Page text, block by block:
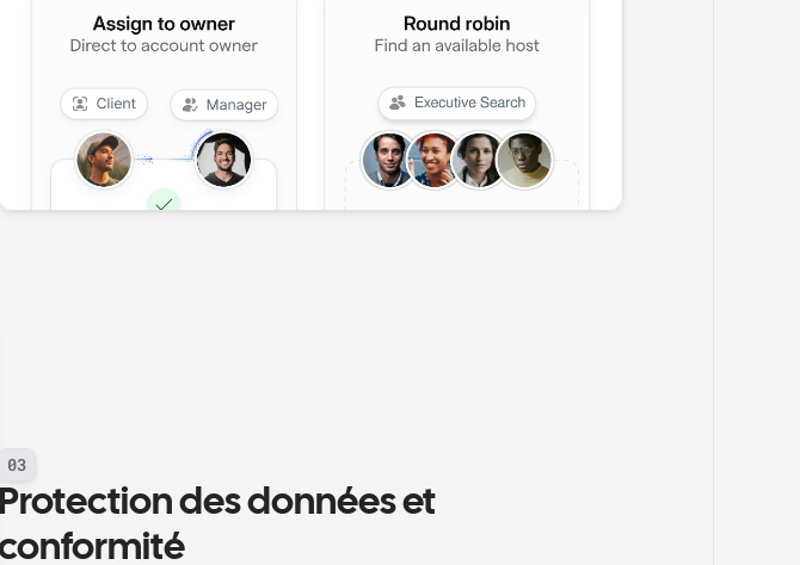
03
Protection des données et